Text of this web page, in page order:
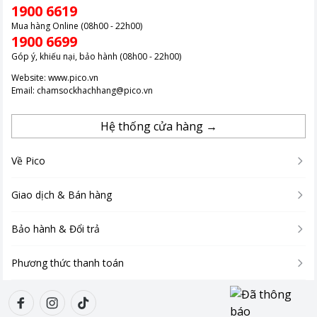
1900 6619
Mua hàng Online (08h00 - 22h00)
1900 6699
Góp ý, khiếu nại, bảo hành (08h00 - 22h00)
Website: www.pico.vn
Email: chamsockhachhang@pico.vn
Hệ thống cửa hàng →
Về Pico
Giao dịch & Bán hàng
Bảo hành & Đổi trả
Phương thức thanh toán